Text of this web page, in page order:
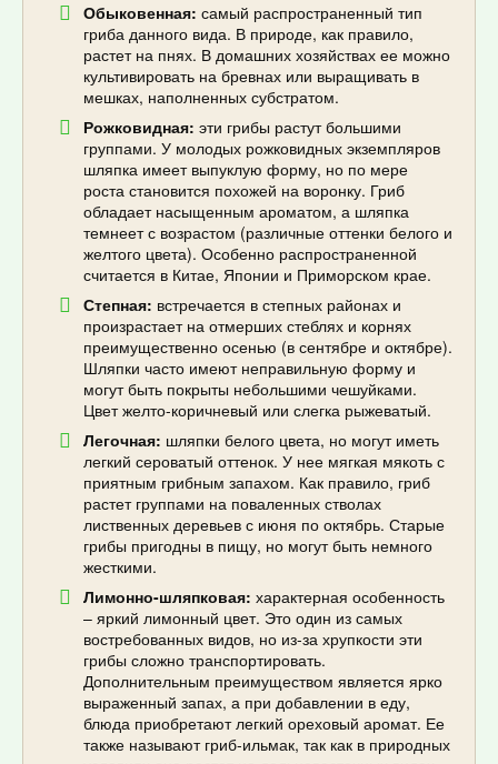
Обыковенная: самый распространенный тип
гриба данного вида. В природе, как правило,
растет на пнях. В домашних хозяйствах ее можно
культивировать на бревнах или выращивать в
мешках, наполненных субстратом.
Рожковидная: эти грибы растут большими
группами. У молодых рожковидных экземпляров
шляпка имеет выпуклую форму, но по мере
роста становится похожей на воронку. Гриб
обладает насыщенным ароматом, а шляпка
темнеет с возрастом (различные оттенки белого и
желтого цвета). Особенно распространенной
считается в Китае, Японии и Приморском крае.
Степная: встречается в степных районах и
произрастает на отмерших стеблях и корнях
преимущественно осенью (в сентябре и октябре).
Шляпки часто имеют неправильную форму и
могут быть покрыты небольшими чешуйками.
Цвет желто-коричневый или слегка рыжеватый.
Легочная: шляпки белого цвета, но могут иметь
легкий сероватый оттенок. У нее мягкая мякоть с
приятным грибным запахом. Как правило, гриб
растет группами на поваленных стволах
лиственных деревьев с июня по октябрь. Старые
грибы пригодны в пищу, но могут быть немного
жесткими.
Лимонно-шляпковая: характерная особенность
– яркий лимонный цвет. Это один из самых
востребованных видов, но из-за хрупкости эти
грибы сложно транспортировать.
Дополнительным преимуществом является ярко
выраженный запах, а при добавлении в еду,
блюда приобретают легкий ореховый аромат. Ее
также называют гриб-ильмак, так как в природных